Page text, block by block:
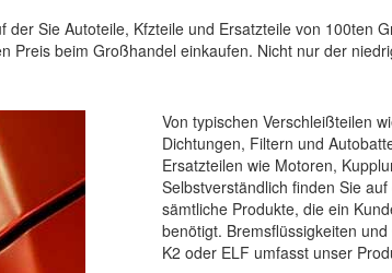
der Sie Autoteile, Kfzteile und Ersatzteile von 100ten
Preis beim Großhandel einkaufen. Nicht nur der
Von typischen Verschleißteilen
Dichtungen, Filtern und
Ersatzteilen wie Motoren,
Selbstverständlich finden Sie auf
sämtliche Produkte, die ein
benötigt. Bremsflüssigkeiten
K2 oder ELF umfasst unser